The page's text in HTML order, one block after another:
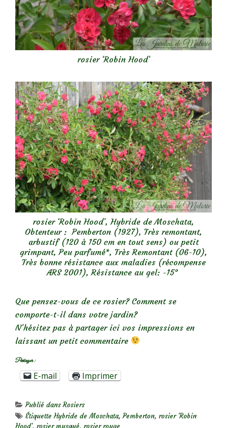
rosier ‘Robin Hood’
rosier ‘Robin Hood’, Hybride de Moschata,
Obtenteur : Pemberton (1927), Très remontant,
arbustif (120 à 150 cm en tout sens) ou petit
grimpant, Peu parfumé*, Très Remontant (06-10),
Très bonne résistance aux maladies (récompense
ARS 2001), Résistance au gel: -15°
Que pensez-vous de ce rosier? Comment se
comporte-t-il dans votre jardin?
N’hésitez pas à partager ici vos impressions en
laissant un petit commentaire
Partager :
E-mail Imprimer
Publié dansRosiers
Étiquette Hybride de Moschata,Pemberton, rosier 'Robin
Hood', rosier musqué, rosier rouge